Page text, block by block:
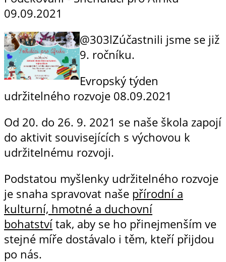
09.09.2021
@303lZúčastnili jsme se již
9. ročníku.
Evropský týden
udržitelného rozvoje 08.09.2021
Od 20. do 26. 9. 2021 se naše škola zapojí
do aktivit souvisejících s výchovou k
udržitelnému rozvoji.
Podstatou myšlenky udržitelného rozvoje
je snaha spravovat naše přírodní a
kulturní, hmotné a duchovní
bohatství tak, aby se ho přinejmenším ve
stejné míře dostávalo i těm, kteří přijdou
po nás.